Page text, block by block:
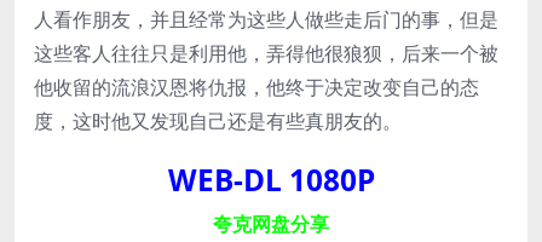
人看作朋友，并且经常为这些人做些走后门的事，但是
这些客人往往只是利用他，弄得他很狼狈，后来一个被
他收留的流浪汉恩将仇报，他终于决定改变自己的态
度，这时他又发现自己还是有些真朋友的。
WEB-DL 1080P
夸克网盘分享